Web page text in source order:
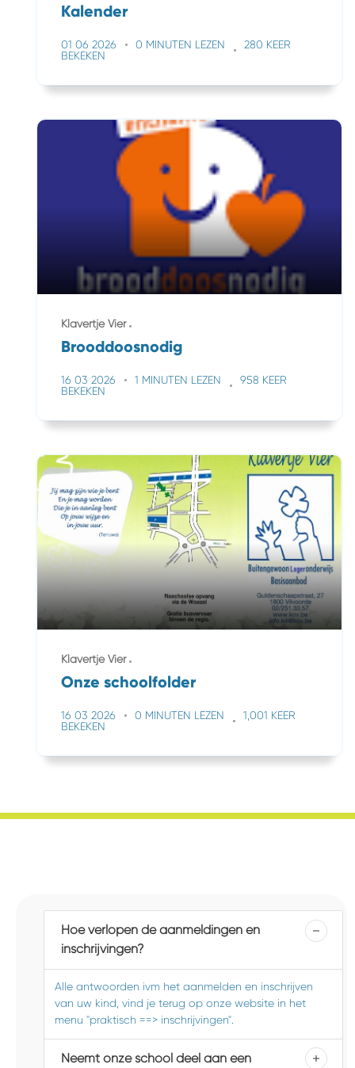
Kalender
01 06 2026 0 MINUTEN LEZEN
280 KEER
BEKEKEN
Klavertje Vier
Brooddoosnodig
16 03 2026 1 MINUTEN LEZEN
958 KEER
BEKEKEN
Klavertje Vier
Onze schoolfolder
16 03 2026 0 MINUTEN LEZEN
1,001 KEER
BEKEKEN
Hoe verlopen de aanmeldingen en
inschrijvingen?
Alle antwoorden ivm het aanmelden en inschrijven
van uw kind, vind je terug op onze website in het
menu "praktisch ==> inschrijvingen".
Neemt onze school deel aan een